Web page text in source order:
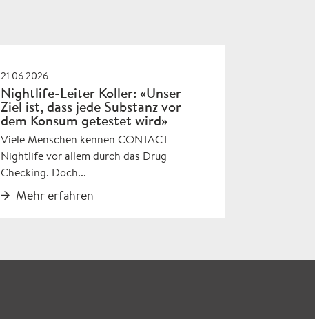
21.06.2026
Nightlife-Leiter Koller: «Unser
Ziel ist, dass jede Substanz vor
dem Konsum getestet wird»
Viele Menschen kennen CONTACT
Nightlife vor allem durch das Drug
Checking. Doch...
Mehr erfahren